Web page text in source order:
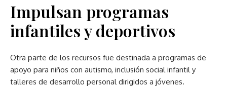
Impulsan programas
infantiles y deportivos
Otra parte de los recursos fue destinada a programas de
apoyo para niños con autismo, inclusión social infantil y
talleres de desarrollo personal dirigidos a jóvenes.